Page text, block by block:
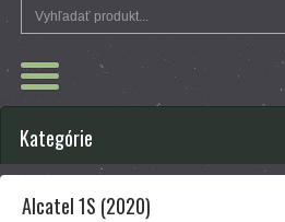
Kategórie
Alcatel 1S (2020)